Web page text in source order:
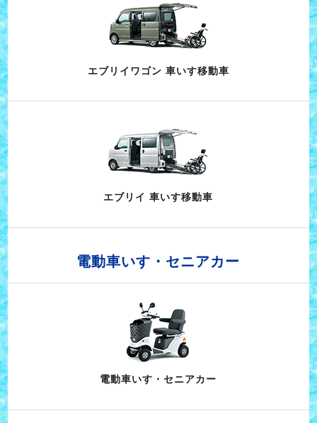
エブリイワゴン 車いす移動車
エブリイ 車いす移動車
電動車いす・セニアカー
電動車いす・セニアカー